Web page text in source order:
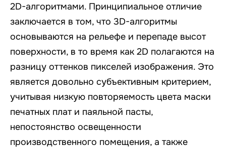
2D-алгоритмами. Принципиальное отличие
заключается в том, что 3D-алгоритмы
основываются на рельефе и перепаде высот
поверхности, в то время как 2D полагаются на
разницу оттенков пикселей изображения. Это
является довольно субъективным критерием,
учитывая низкую повторяемость цвета маски
печатных плат и паяльной пасты,
непостоянство освещенности
производственного помещения, а также